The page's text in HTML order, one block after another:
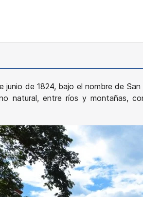
de 1824, bajo el nombre de
natural, entre ríos y montañas,